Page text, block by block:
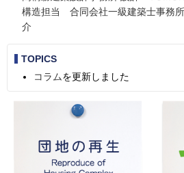
構造担当 合同会社一級建築士事務
介
TOPICS
コラムを更新しました